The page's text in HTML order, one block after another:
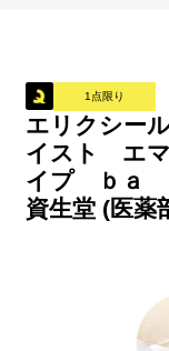
1点限り
エリクシー
イスト エ
イプ ｂａ
資生堂 (医薬